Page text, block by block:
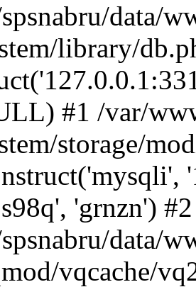
data/
library/
#1 /var/
storage/
'grnzn') #2
data/
vqcache/